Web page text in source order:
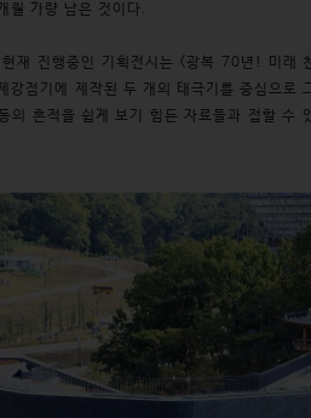
월 가량 남은 것이다.
재 진행중인 기획전시는 <광복 70년! 미래
점기에 제작된 두 개의 태극기를 중심으로
의 흔적을 쉽게 보기 힘든 자료들과 접할 수